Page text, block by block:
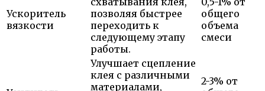
Ускоритель
вязкости
позволяя быстрее
переходить к
следующему этапу
работы.
общего
объема
смеси
Улучшает сцепление
клея с различными
материалами,
2-3% от